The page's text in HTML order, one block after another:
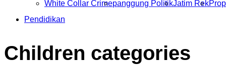
White Collar Crimepanggung PolitikJatim Rek
Pendidikan
Children categories